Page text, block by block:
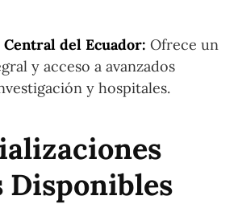
del Ecuador: Ofrece un
y acceso a avanzados
y hospitales.
Disponibles